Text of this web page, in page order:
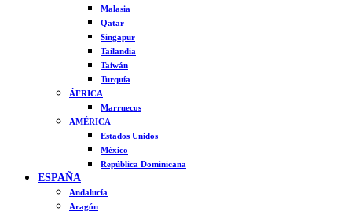
Malasia
Qatar
Singapur
Tailandia
Taiwán
Turquía
ÁFRICA
Marruecos
AMÉRICA
Estados Unidos
México
República Dominicana
ESPAÑA
Andalucía
Aragón